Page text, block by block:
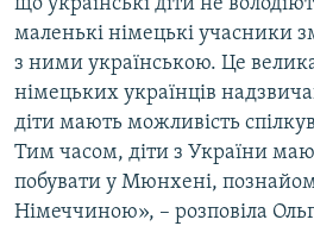
що українські діти не
маленькі німецькі учасники
з ними українською. Це
німецьких українців
діти мають можливість
Тим часом, діти з України
побувати у Мюнхені,
Німеччиною», – розповіла